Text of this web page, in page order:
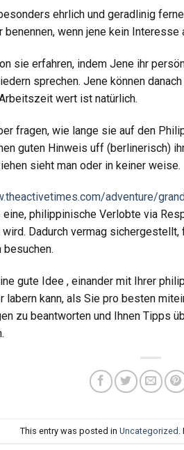
ehrlich und geradlinig
benennen, wenn jene kein
sie erfahren, indem Jene ihr
sprechen. Jene können
wert ist natürlich.
fragen, wie lange sie auf den
guten Hinweis uff (berlinerisch)
sieht man oder in keiner weise.
adventure/
philippinische Verlobte via
Dadurch vermag
gute Idee , einander mit Ihrer
labern kann, als Sie pro besten
zu beantworten und Ihnen Tipps
This entry was posted inUncategorized